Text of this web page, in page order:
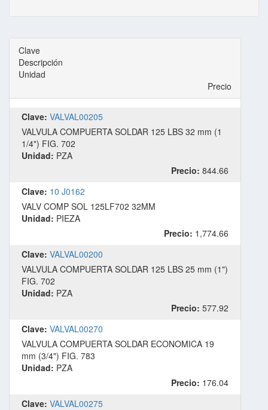
Clave
Descripción
Unidad
Precio
Clave: VALVAL00205
VALVULA COMPUERTA SOLDAR 125 LBS 32 mm (1
1/4") FIG. 702
Unidad: PZA
Precio: 844.66
Clave: 10 J0162
VALV COMP SOL 125LF702 32MM
Unidad: PIEZA
Precio: 1,774.66
Clave: VALVAL00200
VALVULA COMPUERTA SOLDAR 125 LBS 25 mm (1")
FIG. 702
Unidad: PZA
Precio: 577.92
Clave: VALVAL00270
VALVULA COMPUERTA SOLDAR ECONOMICA 19
mm (3/4") FIG. 783
Unidad: PZA
Precio: 176.04
Clave: VALVAL00275